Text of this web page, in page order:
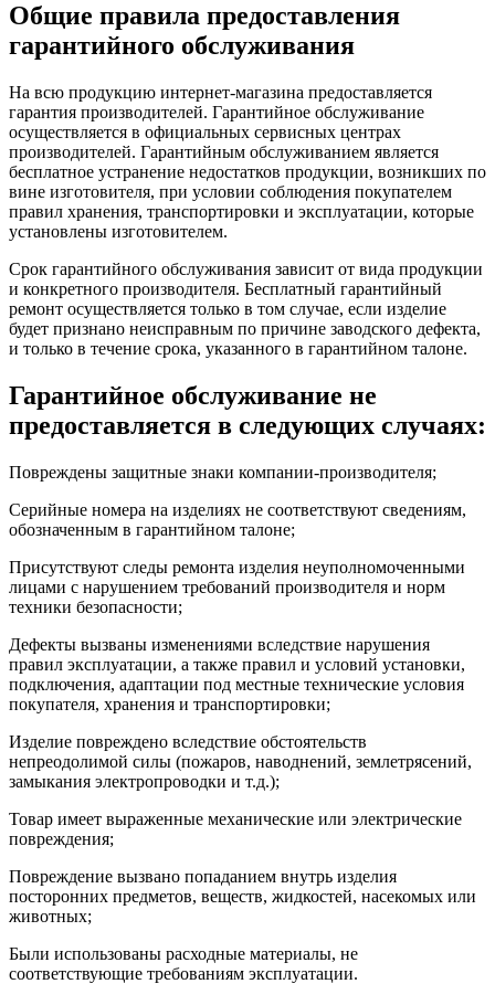
Общие правила предоставления
гарантийного обслуживания
На всю продукцию интернет-магазина предоставляется
гарантия производителей. Гарантийное обслуживание
осуществляется в официальных сервисных центрах
производителей. Гарантийным обслуживанием является
бесплатное устранение недостатков продукции, возникших по
вине изготовителя, при условии соблюдения покупателем
правил хранения, транспортировки и эксплуатации, которые
установлены изготовителем.
Срок гарантийного обслуживания зависит от вида продукции
и конкретного производителя. Бесплатный гарантийный
ремонт осуществляется только в том случае, если изделие
будет признано неисправным по причине заводского дефекта,
и только в течение срока, указанного в гарантийном талоне.
Гарантийное обслуживание не
предоставляется в следующих случаях:
Повреждены защитные знаки компании-производителя;
Серийные номера на изделиях не соответствуют сведениям,
обозначенным в гарантийном талоне;
Присутствуют следы ремонта изделия неуполномоченными
лицами с нарушением требований производителя и норм
техники безопасности;
Дефекты вызваны изменениями вследствие нарушения
правил эксплуатации, а также правил и условий установки,
подключения, адаптации под местные технические условия
покупателя, хранения и транспортировки;
Изделие повреждено вследствие обстоятельств
непреодолимой силы (пожаров, наводнений, землетрясений,
замыкания электропроводки и т.д.);
Товар имеет выраженные механические или электрические
повреждения;
Повреждение вызвано попаданием внутрь изделия
посторонних предметов, веществ, жидкостей, насекомых или
животных;
Были использованы расходные материалы, не
соответствующие требованиям эксплуатации.